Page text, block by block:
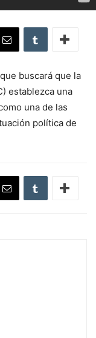
buscará que la
establezca una
una de las
política de